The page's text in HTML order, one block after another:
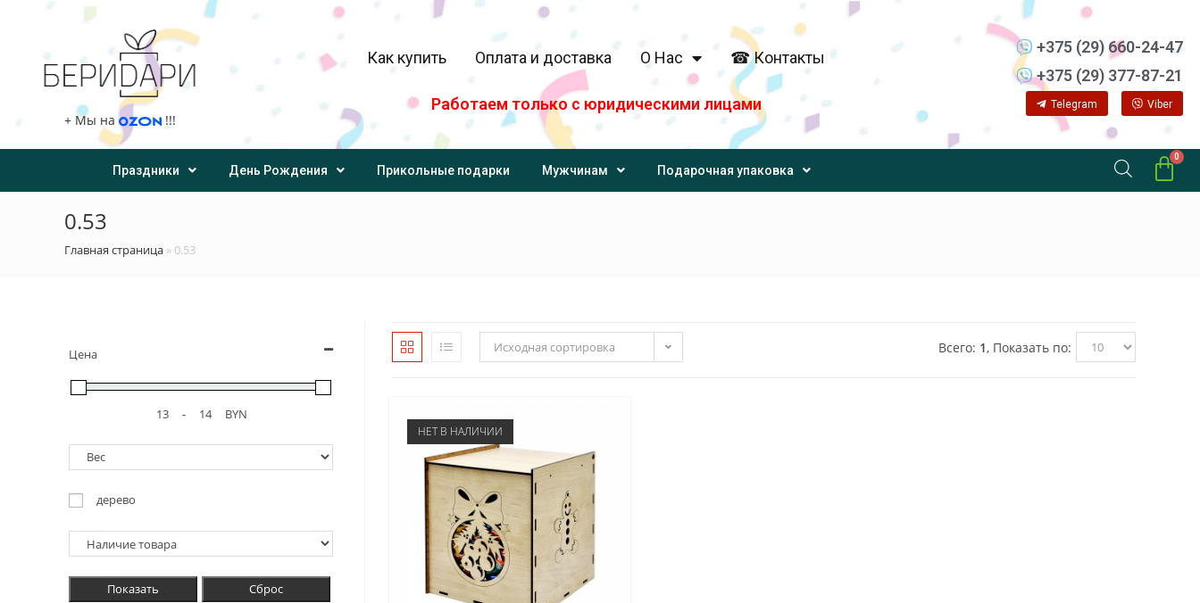
+ Мы на !!!
Как купить Оплата и доставка О Нас ☎ Контакты
Работаем только с юридическими лицами
+375 (29) 660-24-47
+375 (29) 377-87-21
Telegram Viber
Праздники День Рождения Прикольные подарки Мужчинам Подарочная упаковка
0.53
Главная страница » 0.53
Исходная сортировка Всего: 1, Показать по:
НЕТ В НАЛИЧИИ
Цена
- BYN
дерево
Показать Сброс